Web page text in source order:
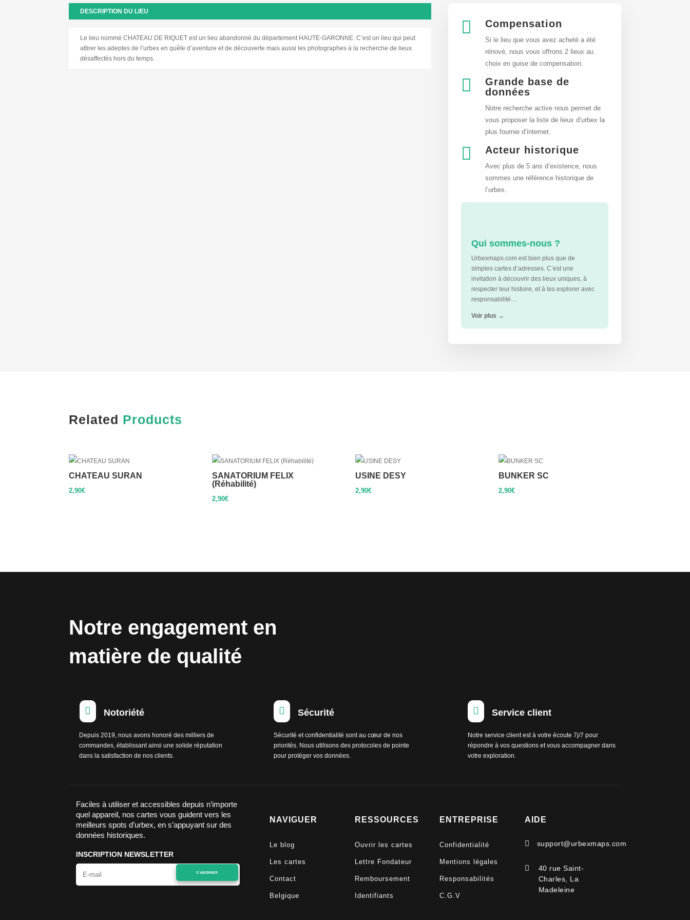
DESCRIPTION DU LIEU
Le lieu nommé CHATEAU DE RIQUET est un lieu abandonné du département HAUTE-GARONNE. C’est un lieu qui peut
attirer les adeptes de l’urbex en quête d’aventure et de découverte mais aussi les photographes à la recherche de lieux
désaffectés hors du temps.
 Compensation
Si le lieu que vous avez acheté a été
rénové, nous vous offrons 2 lieux au
choix en guise de compensation.

Grande base de
données
Notre recherche active nous permet de
vous proposer la liste de lieux d’urbex la
plus fournie d’internet.
 Acteur historique
Avec plus de 5 ans d’existence, nous
sommes une référence historique de
l’urbex.
Qui sommes-nous ?
Urbexmaps.com est bien plus que de
simples cartes d’adresses. C’est une
invitation à découvrir des lieux uniques, à
respecter leur histoire, et à les explorer avec
responsabilité…
Voir plus →
Related Products
CHATEAU SURAN
2,90€
SANATORIUM FELIX
(Réhabilité)
2,90€
USINE DESY
2,90€
BUNKER SC
2,90€
Notre engagement en
matière de qualité
 Notoriété
Depuis 2019, nous avons honoré des milliers de
commandes, établissant ainsi une solide réputation
dans la satisfaction de nos clients.
 Sécurité
Sécurité et confidentialité sont au cœur de nos
priorités. Nous utilisons des protocoles de pointe
pour protéger vos données.
 Service client
Notre service client est à votre écoute 7j/7 pour
répondre à vos questions et vous accompagner dans
votre exploration.
Faciles à utiliser et accessibles depuis n’importe
quel appareil, nos cartes vous guident vers les
meilleurs spots d’urbex, en s’appuyant sur des
données historiques.
INSCRIPTION NEWSLETTER
S'ABONNER
NAVIGUER
Le blog
Les cartes
Contact
Belgique
RESSOURCES
Ouvrir les cartes
Lettre Fondateur
Remboursement
Identifiants
ENTREPRISE
Confidentialité
Mentions légales
Responsabilités
C.G.V
AIDE
 support@urbexmaps.com

40 rue Saint-
Charles, La
Madeleine